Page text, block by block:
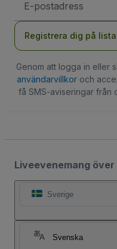
postadress
Registrera dig på
Genom att logga in eller
användarvillkoroch
få SMS-aviseringar från
Liveevenemang
Sverige
Svenska